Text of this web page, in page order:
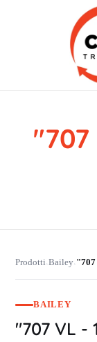
CYP Trading
Professionelle Ersatzteilbeschaffung
Prodotti›Bailey›
BAILEY
"707 VL -